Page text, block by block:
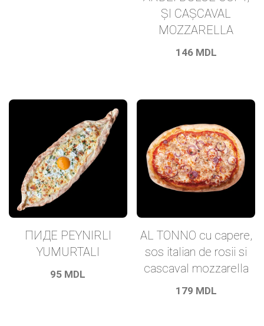
ȘI CAȘCAVAL
MOZZARELLA
146 MDL
ПИДЕ PEYNIRLI
YUMURTALI
95 MDL
AL TONNO cu capere,
sos italian de rosii si
cascaval mozzarella
179 MDL